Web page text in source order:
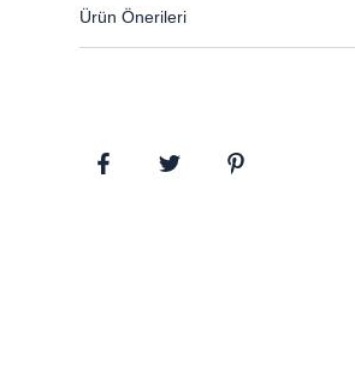
Yaratıcılığını özgürce yansıtman
tasarımıyla çizim, eskiz, not alma
Kaliteli 1. hamur kağıdı; kalem,
Ürün Önerileri